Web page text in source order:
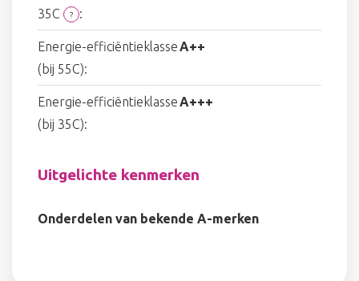
35C
? :
Energie-efficiëntieklasse
(bij 55C):
A++
Energie-efficiëntieklasse
(bij 35C):
A+++
Uitgelichte kenmerken
Onderdelen van bekende A-merken